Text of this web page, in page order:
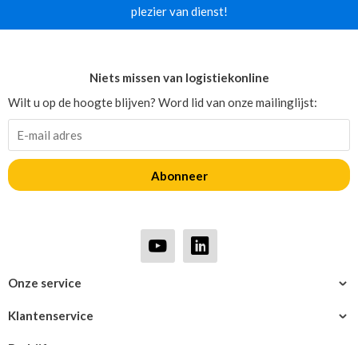
plezier van dienst!
Klantenservice
Onze service
Niets missen van logistiekonline
Wilt u op de hoogte blijven? Word lid van onze mailinglijst:
Abonneer